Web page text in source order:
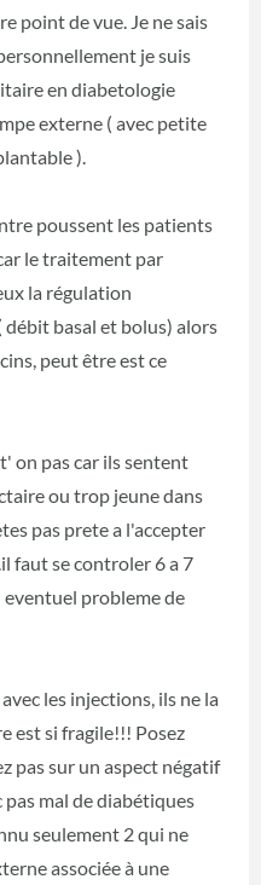
point de vue. Je ne sais
je suis
en diabetologie
externe ( avec petite
).
poussent les patients
le traitement par
la régulation
basal et bolus) alors
peut être est ce
on pas car ils sentent
ou trop jeune dans
pas prete a l'accepter
faut se controler 6 a 7
probleme de
les injections, ils ne la
est si fragile!!! Posez
pas sur un aspect négatif
pas mal de diabétiques
seulement 2 qui ne
associée à une